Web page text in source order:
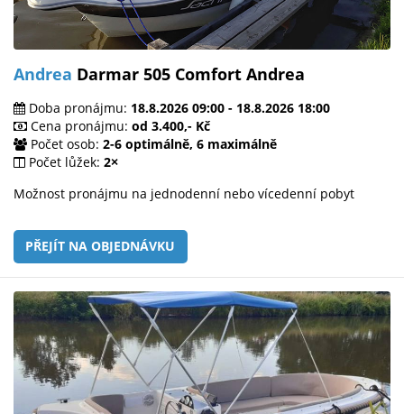
Andrea Darmar 505 Comfort Andrea
Doba pronájmu: 18.8.2026 09:00 - 18.8.2026 18:00
Cena pronájmu: od 3.400,- Kč
Počet osob: 2-6 optimálně, 6 maximálně
Počet lůžek: 2×
Možnost pronájmu na jednodenní nebo vícedenní pobyt
PŘEJÍT NA OBJEDNÁVKU